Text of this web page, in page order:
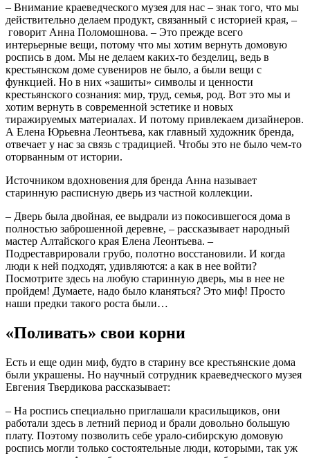
– Внимание краеведческого музея для нас – знак того, что мы
действительно делаем продукт, связанный с историей края, –
говорит Анна Поломошнова. – Это прежде всего
интерьерные вещи, потому что мы хотим вернуть домовую
роспись в дом. Мы не делаем каких-то безделиц, ведь в
крестьянском доме сувениров не было, а были вещи с
функцией. Но в них «зашиты» символы и ценности
крестьянского сознания: мир, труд, семья, род. Вот это мы и
хотим вернуть в современной эстетике и новых
тиражируемых материалах. И потому привлекаем дизайнеров.
А Елена Юрьевна Леонтьева, как главный художник бренда,
отвечает у нас за связь с традицией. Чтобы это не было чем-то
оторванным от истории.
Источником вдохновения для бренда Анна называет
старинную расписную дверь из частной коллекции.
– Дверь была двойная, ее выдрали из покосившегося дома в
полностью заброшенной деревне, – рассказывает народный
мастер Алтайского края Елена Леонтьева. –
Подреставрировали грубо, полотно восстановили. И когда
люди к ней подходят, удивляются: а как в нее войти?
Посмотрите здесь на любую старинную дверь, мы в нее не
пройдем! Думаете, надо было кланяться? Это миф! Просто
наши предки такого роста были…
«Поливать» свои корни
Есть и еще один миф, будто в старину все крестьянские дома
были украшены. Но научный сотрудник краеведческого музея
Евгения Твердикова рассказывает:
– На роспись специально приглашали красильщиков, они
работали здесь в летний период и брали довольно большую
плату. Поэтому позволить себе урало-сибирскую домовую
роспись могли только состоятельные люди, которыми, так уж